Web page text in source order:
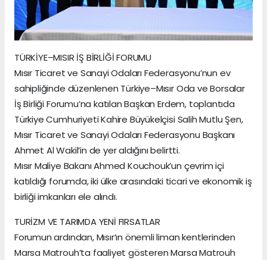
TÜRKİYE–MISIR İŞ BİRLİĞİ FORUMU
Mısır Ticaret ve Sanayi Odaları Federasyonu’nun ev
sahipliğinde düzenlenen Türkiye–Mısır Oda ve Borsalar
İş Birliği Forumu’na katılan Başkan Erdem, toplantıda
Türkiye Cumhuriyeti Kahire Büyükelçisi Salih Mutlu Şen,
Mısır Ticaret ve Sanayi Odaları Federasyonu Başkanı
Ahmet Al Wakil’in de yer aldığını belirtti.
Mısır Maliye Bakanı Ahmed Kouchouk’un çevrim içi
katıldığı forumda, iki ülke arasındaki ticari ve ekonomik iş
birliği imkanları ele alındı.
TURİZM VE TARIMDA YENİ FIRSATLAR
Forumun ardından, Mısır’ın önemli liman kentlerinden
Marsa Matrouh’ta faaliyet gösteren Marsa Matrouh